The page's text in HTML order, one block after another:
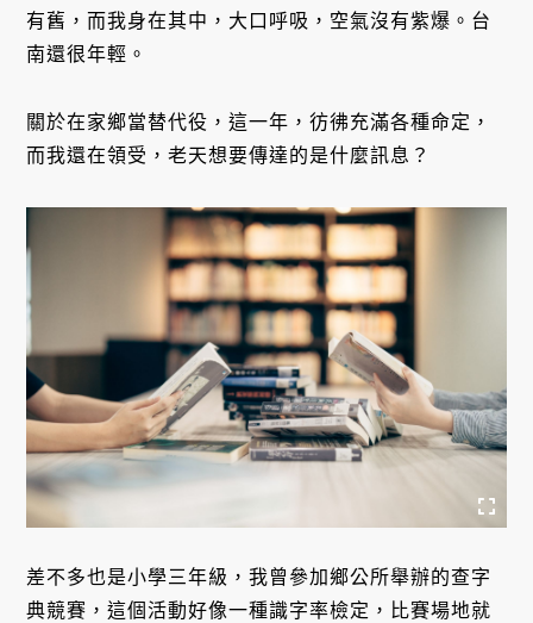
有舊，而我身在其中，大口呼吸，空氣沒有紫爆。台
南還很年輕。
關於在家鄉當替代役，這一年，彷彿充滿各種命定，
而我還在領受，老天想要傳達的是什麼訊息？
差不多也是小學三年級，我曾參加鄉公所舉辦的查字
典競賽，這個活動好像一種識字率檢定，比賽場地就